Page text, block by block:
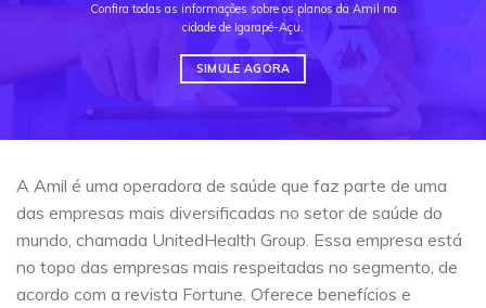
Confira todas as informações sobre os planos da Amil na
cidade de Igarapé-Açu.
SIMULE AGORA
A Amil é uma operadora de saúde que faz parte de uma
das empresas mais diversificadas no setor de saúde do
mundo, chamada UnitedHealth Group. Essa empresa está
no topo das empresas mais respeitadas no segmento, de
acordo com a revista Fortune. Oferece benefícios e